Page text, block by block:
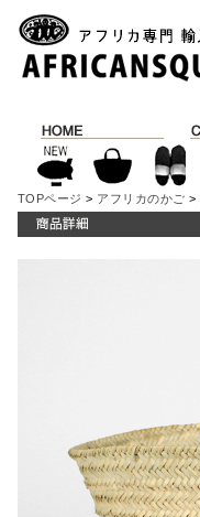
TOPページ > アフリカのかご >